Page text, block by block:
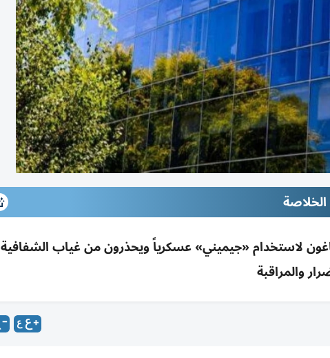
الخلاصة
لاستخدام «جيميني» عسكرياً ويحذرون من غياب الشفافية
والمراقبة